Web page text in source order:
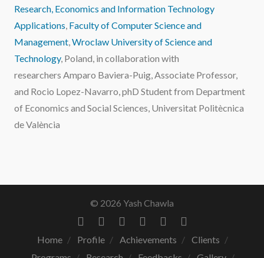
Research, Economics and Information Technology
Applications, Faculty of Computer Science and
Management,Wroclaw University of Science and
Technology, Poland, in collaboration with
researchers Amparo Baviera-Puig, Associate Professor,
and Rocio Lopez-Navarro, phD Student from Department
of Economics and Social Sciences, Universitat Politècnica
de València
© 2026 Yash Chawla
Home Profile Achievements
Clients